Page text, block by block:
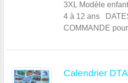
3XL Modèle
4 à 12 ans
COMMANDE
Calendrier